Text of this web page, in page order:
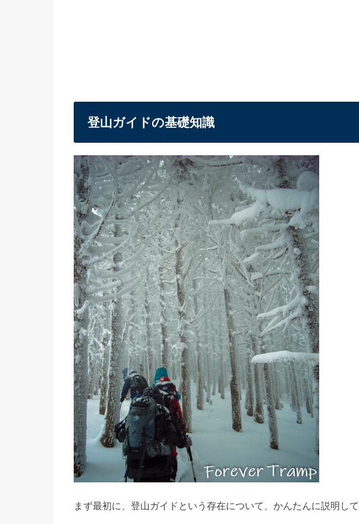
登山ガイドの基礎知識
まず最初に、登山ガイドという存在について、かんたんに説明して